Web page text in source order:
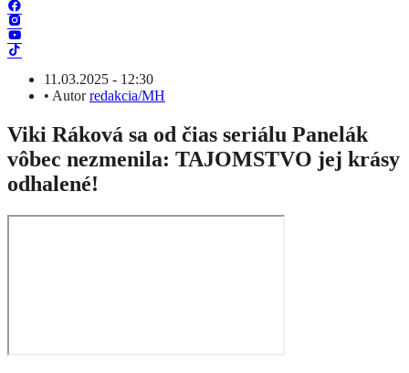
11.03.2025 - 12:30
• Autorredakcia/MH
Viki Ráková sa od čias seriálu Panelák
vôbec nezmenila: TAJOMSTVO jej krásy
odhalené!